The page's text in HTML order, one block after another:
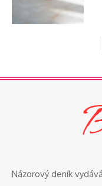
Názorový deník